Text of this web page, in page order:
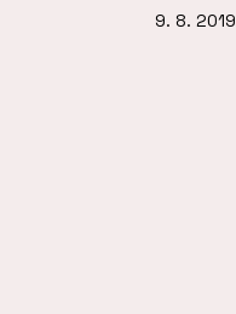
9. 8. 2019